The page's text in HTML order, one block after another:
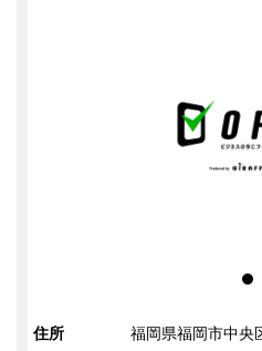
住所 福岡県福岡市中央